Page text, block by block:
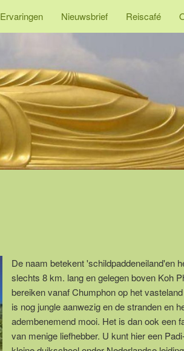
Ervaringen Nieuwsbrief Reiscafé
De naam betekent 'schildpaddeneiland'en
slechts 8 km. lang en gelegen boven Koh
bereiken vanaf Chumphon op het
is nog jungle aanwezig en de stranden en
adembenemend mooi. Het is dan ook een
van menige liefhebber. U kunt hier een